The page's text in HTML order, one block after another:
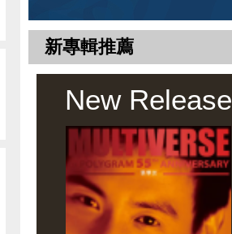
新專輯推薦
New Release